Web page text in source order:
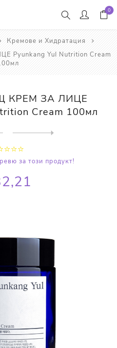
0
Кремове и Хидратация
Yul Nutrition Cream
КРЕМ ЗА ЛИЦЕ
Cream 100мл
за този продукт!